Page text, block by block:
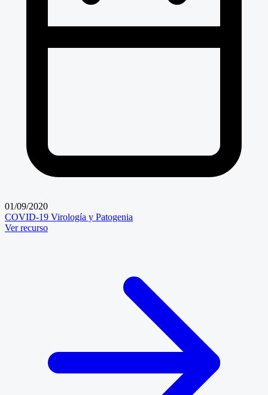
01/09/2020
COVID-19 Virología y Patogenia
Ver recurso